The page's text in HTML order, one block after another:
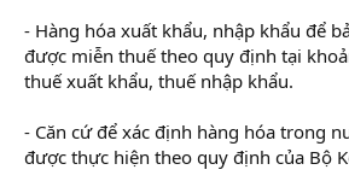
- Hàng hóa xuất khẩu, nhập khẩu để
được miễn thuế theo quy định tại
thuế xuất khẩu, thuế nhập khẩu.
- Căn cứ để xác định hàng hóa trong
được thực hiện theo quy định của Bộ